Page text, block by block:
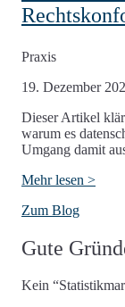
Praxis
19. Dezember
Dieser Artikel
warum es
Umgang damit
Mehr lesen >
Zum Blog
Gute
Kein